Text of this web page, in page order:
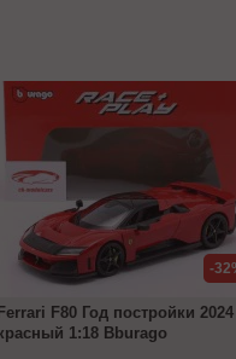
-
F80 Год постройки 2024
1:18 Bburago